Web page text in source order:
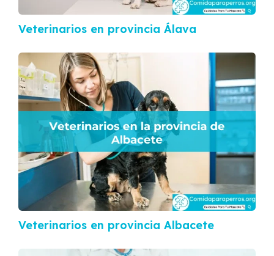
Veterinarios en provincia Álava
Veterinarios en provincia Albacete